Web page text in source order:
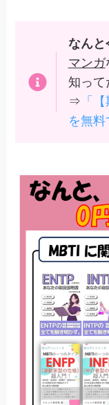
なんと
マンガ
知って
⇒ 「
を無料